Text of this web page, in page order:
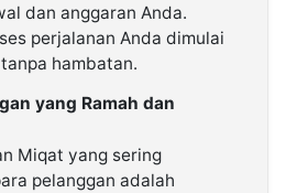
dan anggaran Anda.
perjalanan Anda dimulai
hambatan.
yang Ramah dan
Miqat yang sering
pelanggan adalah